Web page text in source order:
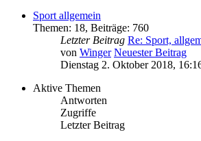
Sport allgemein
Themen: 18, Beiträge: 760
Letzter Beitrag Re: Sport,
von Winger Neuester Beitrag
Dienstag 2. Oktober 2018,
Aktive Themen
Antworten
Zugriffe
Letzter Beitrag